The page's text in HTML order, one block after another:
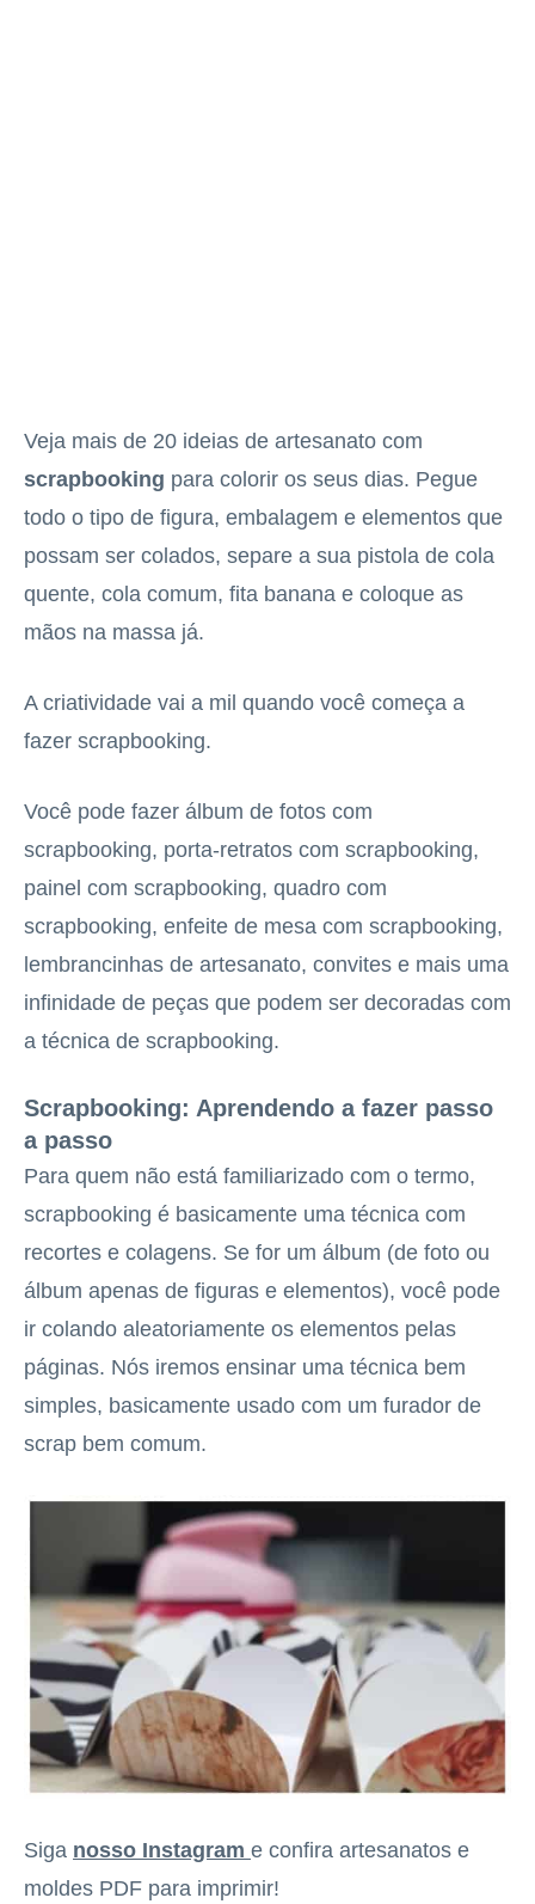
Veja mais de 20 ideias de artesanato com
scrapbooking para colorir os seus dias. Pegue
todo o tipo de figura, embalagem e elementos que
possam ser colados, separe a sua pistola de cola
quente, cola comum, fita banana e coloque as
mãos na massa já.
A criatividade vai a mil quando você começa a
fazer scrapbooking.
Você pode fazer álbum de fotos com
scrapbooking, porta-retratos com scrapbooking,
painel com scrapbooking, quadro com
scrapbooking, enfeite de mesa com scrapbooking,
lembrancinhas de artesanato, convites e mais uma
infinidade de peças que podem ser decoradas com
a técnica de scrapbooking.
Scrapbooking: Aprendendo a fazer passo
a passo
Para quem não está familiarizado com o termo,
scrapbooking é basicamente uma técnica com
recortes e colagens. Se for um álbum (de foto ou
álbum apenas de figuras e elementos), você pode
ir colando aleatoriamente os elementos pelas
páginas. Nós iremos ensinar uma técnica bem
simples, basicamente usado com um furador de
scrap bem comum.
Siga nosso Instagram e confira artesanatos e
moldes PDF para imprimir!